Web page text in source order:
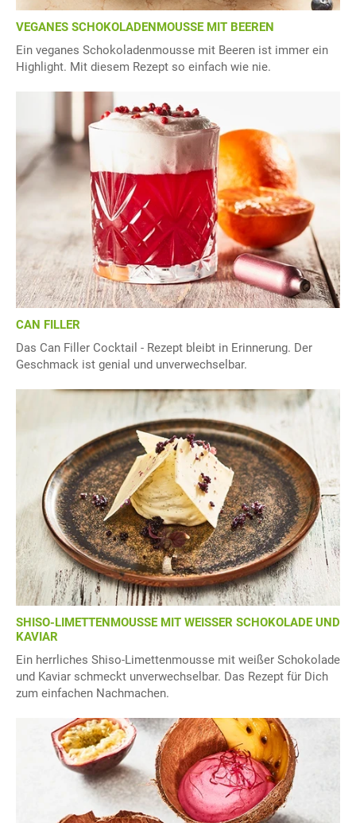
VEGANES SCHOKOLADENMOUSSE MIT BEEREN
Ein veganes Schokoladenmousse mit Beeren ist immer ein
Highlight. Mit diesem Rezept so einfach wie nie.
CAN FILLER
Das Can Filler Cocktail - Rezept bleibt in Erinnerung. Der
Geschmack ist genial und unverwechselbar.
SHISO-LIMETTENMOUSSE MIT WEISSER SCHOKOLADE UND
KAVIAR
Ein herrliches Shiso-Limettenmousse mit weißer Schokolade
und Kaviar schmeckt unverwechselbar. Das Rezept für Dich
zum einfachen Nachmachen.